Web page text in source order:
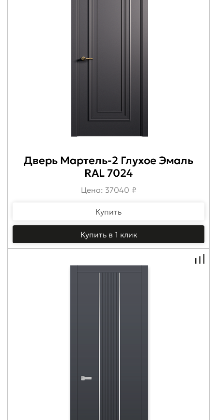
Дверь Мартель-2 Глухое Эмаль
RAL 7024
Цена: 37040 ₽
Купить
Купить в 1 клик